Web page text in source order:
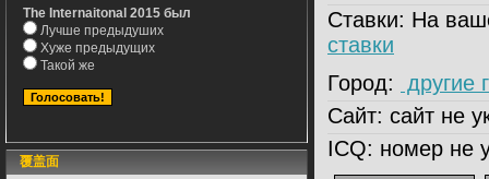
The Internaitonal 2015 был
Лучше предыдуших
Хуже предыдущих
Такой же
覆盖面
Ставки: На
ставки
Город:
другие
Сайт: сайт не
ICQ: номер не